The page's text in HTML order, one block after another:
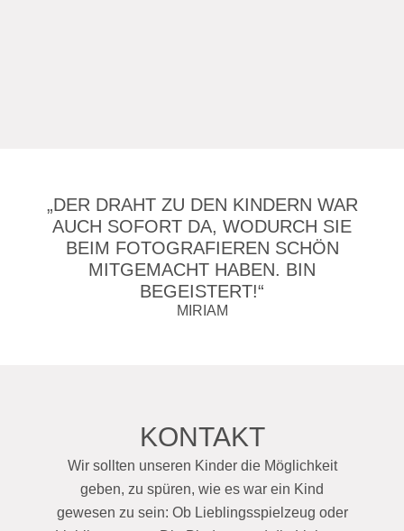
„DER DRAHT ZU DEN KINDERN WAR
AUCH SOFORT DA, WODURCH SIE
BEIM FOTOGRAFIEREN SCHÖN
MITGEMACHT HABEN. BIN
BEGEISTERT!“
MIRIAM
KONTAKT
Wir sollten unseren Kinder die Möglichkeit
geben, zu spüren, wie es war ein Kind
gewesen zu sein: Ob Lieblingsspielzeug oder